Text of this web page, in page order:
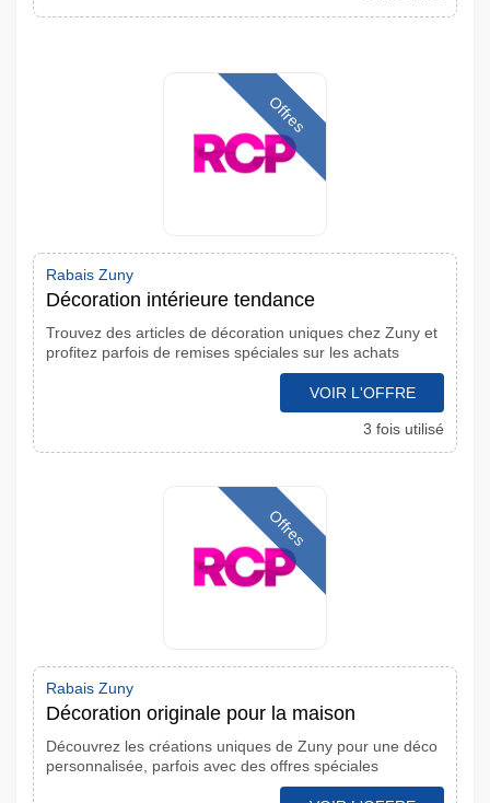
Offres
Rabais Zuny
Décoration intérieure tendance
Trouvez des articles de décoration uniques chez Zuny et
profitez parfois de remises spéciales sur les achats
VOIR L'OFFRE
3 fois utilisé
Offres
Rabais Zuny
Décoration originale pour la maison
Découvrez les créations uniques de Zuny pour une déco
personnalisée, parfois avec des offres spéciales